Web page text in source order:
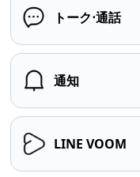
トーク⋅通話
通知
LINE VOOM